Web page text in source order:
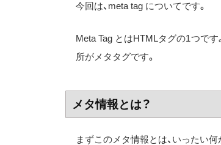
今回は、meta tag についてです。
Meta Tag とはHTMLタグの1つです
所がメタタグです。
メタ情報とは？
まずこのメタ情報とは、いったい